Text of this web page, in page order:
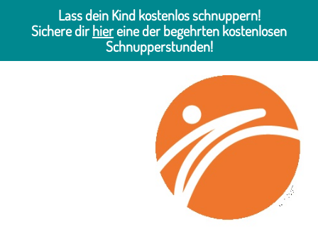
Lass dein Kind kostenlos schnuppern!
Sichere dirhiereine der begehrten kostenlosen
Schnupperstunden!